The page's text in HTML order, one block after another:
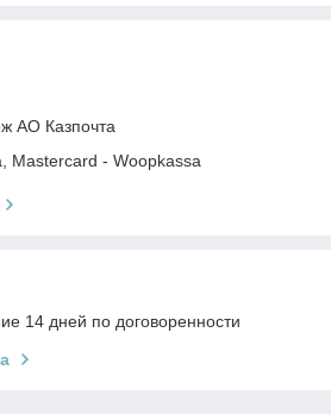
АО Казпочта
Mastercard - Woopkassa
14 дней по договоренности